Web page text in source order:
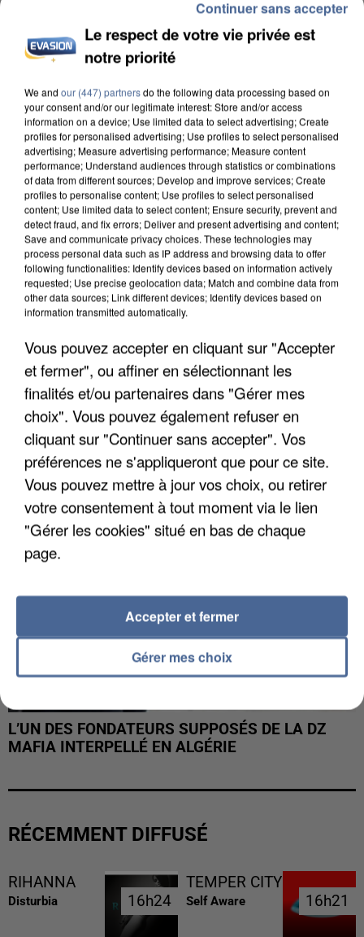
INCENDIES : L’ÎLE-DE-FRANCE LANCE UN ÉLAN
DE SOLIDARITÉ AVEC LES...
APRÈS TOUTES CES CANICULES, LES REFUGES
DE FAUNE SAUVAGE SONT...
L’UN DES FONDATEURS SUPPOSÉS DE LA DZ
MAFIA INTERPELLÉ EN ALGÉRIE
RÉCEMMENT DIFFUSÉ
RIHANNA
Disturbia 16h24
16h24
TEMPER CITY
Self Aware 16h21
16h21
Le respect de votre vie privée est
notre priorité
We and our (447) partnersdo the following data processing based on
your consent and/or our legitimate interest: Store and/or access
information on a device; Use limited data to select advertising; Create
profiles for personalised advertising; Use profiles to select personalised
advertising; Measure advertising performance; Measure content
performance; Understand audiences through statistics or combinations
of data from different sources; Develop and improve services; Create
profiles to personalise content; Use profiles to select personalised
content; Use limited data to select content; Ensure security, prevent and
detect fraud, and fix errors; Deliver and present advertising and content;
Save and communicate privacy choices. These technologies may
process personal data such as IP address and browsing data to offer
following functionalities: Identify devices based on information actively
requested; Use precise geolocation data; Match and combine data from
other data sources; Link different devices; Identify devices based on
information transmitted automatically.
Vous pouvez accepter en cliquant sur "Accepter
et fermer", ou affiner en sélectionnant les
finalités et/ou partenaires dans "Gérer mes
choix". Vous pouvez également refuser en
cliquant sur "Continuer sans accepter". Vos
préférences ne s'appliqueront que pour ce site.
Vous pouvez mettre à jour vos choix, ou retirer
votre consentement à tout moment via le lien
"Gérer les cookies" situé en bas de chaque
page.
Gérer mes choix
Accepter et fermer
Continuer sans accepter